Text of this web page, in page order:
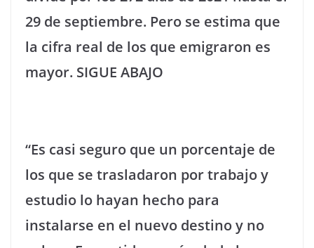
29 de septiembre. Pero se estima que
la cifra real de los que emigraron es
mayor. SIGUE ABAJO
“Es casi seguro que un porcentaje de
los que se trasladaron por trabajo y
estudio lo hayan hecho para
instalarse en el nuevo destino y no